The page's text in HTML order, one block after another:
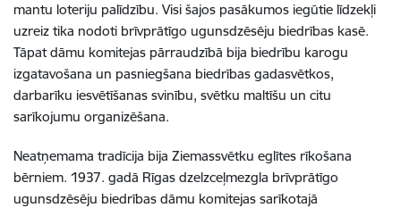
mantu loteriju palīdzību. Visi šajos pasākumos iegūtie līdzekļi
uzreiz tika nodoti brīvprātīgo ugunsdzēsēju biedrības kasē.
Tāpat dāmu komitejas pārraudzībā bija biedrību karogu
izgatavošana un pasniegšana biedrības gadasvētkos,
darbarīku iesvētīšanas svinību, svētku maltīšu un citu
sarīkojumu organizēšana.
Neatņemama tradīcija bija Ziemassvētku eglītes rīkošana
bērniem. 1937. gadā Rīgas dzelzceļmezgla brīvprātīgo
ugunsdzēsēju biedrības dāmu komitejas sarīkotajā